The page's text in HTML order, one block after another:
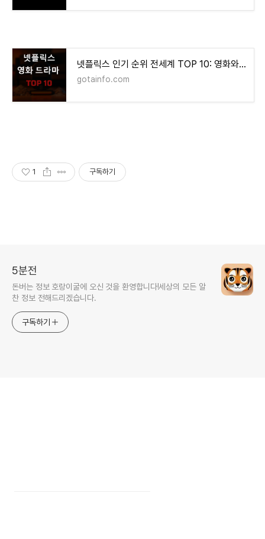
넷플릭스 인기 순위 전세계 TOP 10: 영화와 드라마(24년 12월 31일)
gotainfo.com
1 구독하기
5분전
돈버는 정보 호랑이굴에 오신 것을 환영합니다!세상의 모든 알
찬 정보 전해드리겠습니다.
구독하기